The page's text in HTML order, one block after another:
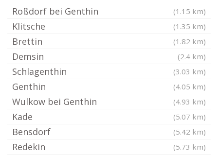
Roßdorf bei Genthin (1.15 km)
Klitsche (1.35 km)
Brettin (1.82 km)
Demsin (2.4 km)
Schlagenthin (3.03 km)
Genthin (4.05 km)
Wulkow bei Genthin (4.93 km)
Kade (5.07 km)
Bensdorf (5.42 km)
Redekin (5.73 km)